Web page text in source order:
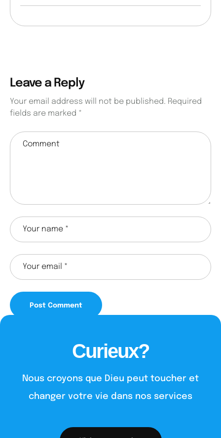
Leave a Reply
Your email address will not be published. Required
fields are marked *
Curieux?
Nous croyons que Dieu peut toucher et
changer votre vie dans nos services